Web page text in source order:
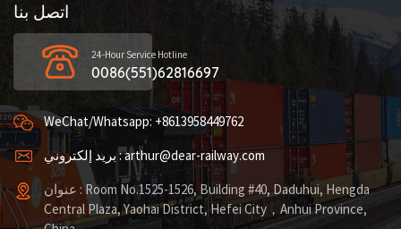
اتصل بنا
24-Hour Service Hotline
0086(551)62816697
WeChat/Whatsapp: +8613958449762
بريد إلكتروني : arthur@dear-railway.com
عنوان : Room No.1525-1526, Building #40, Daduhui, Hengda
Central Plaza, Yaohai District, Hefei City，Anhui Province,